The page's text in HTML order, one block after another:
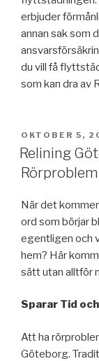
erbjuder
annan sak som
du vill få
som kan dra av
PUBLICERAT
OKTOBER 5,
Relining
Rörproblem
När det
ord som börjar
egentligen och
hem? Här
sätt utan alltför
Sparar Tid
Att ha
Göteborg.